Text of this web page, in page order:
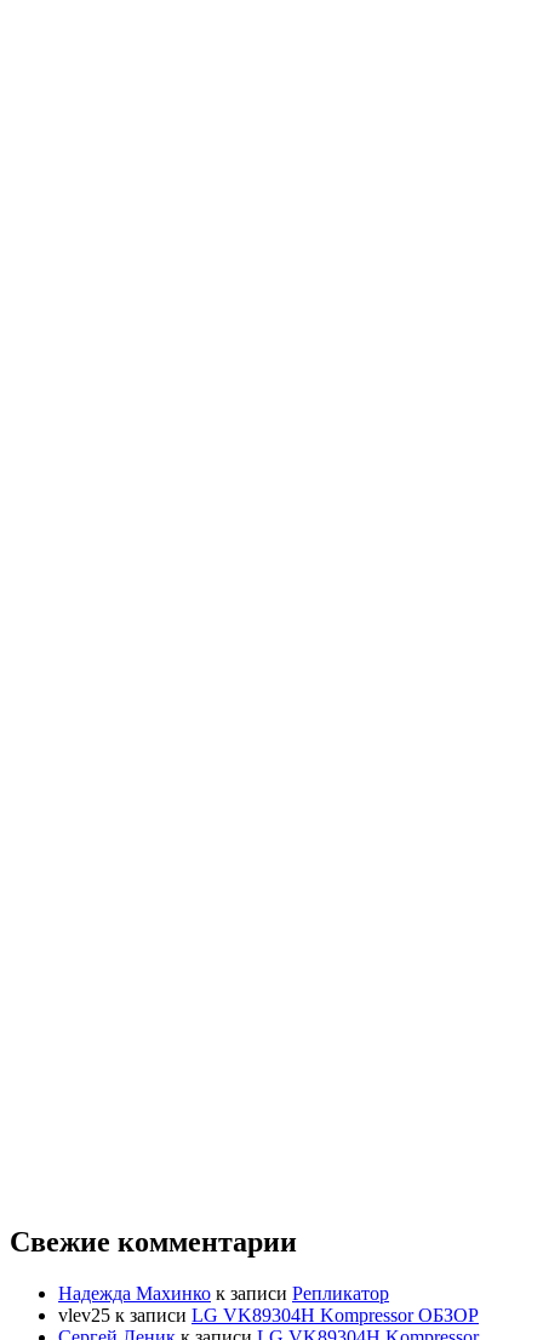
Свежие комментарии
Надежда Махинко к записи Репликатор
vlev25 к записи LG VK89304H Kompressor ОБЗОР